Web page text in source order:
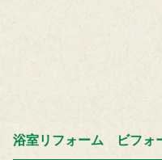
浴室リフォーム ビフォ